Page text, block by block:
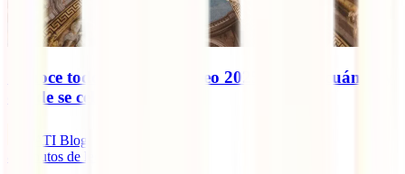
Conoce todo sobre el Jubileo 2025: qué es, cuándo y
dónde se celebra
IATI Blog
minutos de lectura